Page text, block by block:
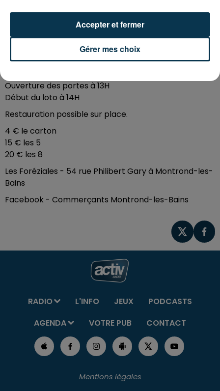
les-bains le dimanche 13 octobre 2024.
Plus de 5 000 € de lots, dont un séjour de 4 personnes
à Disneyland Paris (hors transport), un repas pour 2
personnes au restaurant étoilé Château Blanchard à
Ouverture des portes à 13H
Début du loto à 14H
Restauration possible sur place.
4 € le carton
15 € les 5
20 € les 8
Les Foréziales - 54 rue Philibert Gary à Montrond-les-
Bains
Facebook - Commerçants Montrond-les-Bains
RADIO L'INFO JEUX
PODCASTS
AGENDA
VOTRE PUB CONTACT
Mentions légales
Gérer mes choix
Accepter et fermer